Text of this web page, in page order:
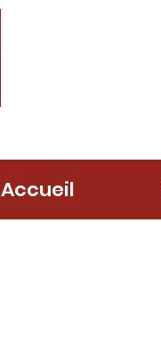
Accueil